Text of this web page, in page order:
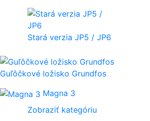
Stará verzia JP5 / JP6
Guľôčkové ložisko Grundfos
Magna 3
Zobraziť kategóriu